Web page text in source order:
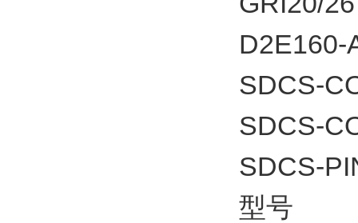
D2E160-
SDCS-
SDCS-
SDCS-
型号